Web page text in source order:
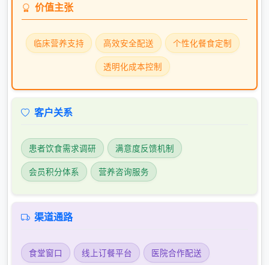
价值主张
临床营养支持 高效安全配送 个性化餐食定制
透明化成本控制
客户关系
患者饮食需求调研 满意度反馈机制
会员积分体系 营养咨询服务
渠道通路
食堂窗口 线上订餐平台 医院合作配送